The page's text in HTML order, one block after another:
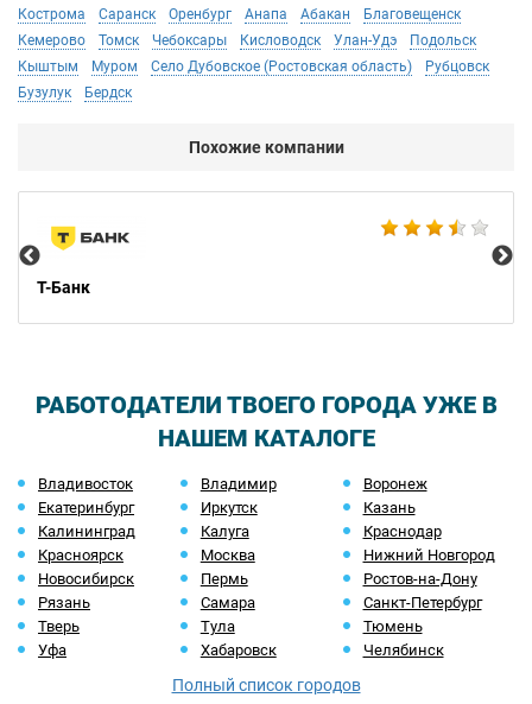
Кострома
Саранск Оренбург Анапа Абакан
Благовещенск
Кемерово
Томск Чебоксары Кисловодск Улан-Удэ
Подольск
Кыштым
Муром Село Дубовское (Ростовская область)
Рубцовск
Бузулук
Бердск
Похожие компании
Т-Банк
РАБОТОДАТЕЛИ ТВОЕГО ГОРОДА УЖЕ В
НАШЕМ КАТАЛОГЕ
Владивосток Владимир
Воронеж
Екатеринбург
Иркутск
Казань
Калининград
Калуга
Краснодар
Красноярск
Москва
Нижний Новгород
Новосибирск
Пермь
Ростов-на-Дону
Рязань
Самара
Санкт-Петербург
Тверь
Тула
Тюмень
Уфа
Хабаровск Челябинск
Полный список городов